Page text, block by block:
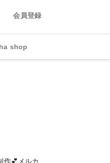
会員登録
shop
作💕メルカ